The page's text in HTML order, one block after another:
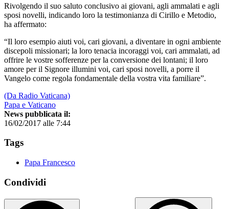
Rivolgendo il suo saluto conclusivo ai giovani, agli ammalati e agli
sposi novelli, indicando loro la testimonianza di Cirillo e Metodio,
ha affermato:
“Il loro esempio aiuti voi, cari giovani, a diventare in ogni ambiente
discepoli missionari; la loro tenacia incoraggi voi, cari ammalati, ad
offrire le vostre sofferenze per la conversione dei lontani; il loro
amore per il Signore illumini voi, cari sposi novelli, a porre il
Vangelo come regola fondamentale della vostra vita familiare”.
(Da Radio Vaticana)
Papa e Vaticano
News pubblicata il:
16/02/2017 alle 7:44
Tags
Papa Francesco
Condividi